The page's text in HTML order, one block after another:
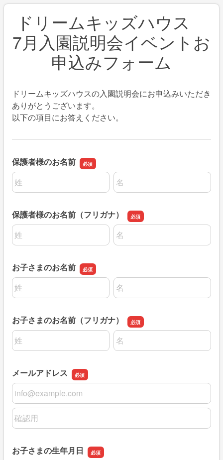
ドリームキッズハウス
7月入園説明会イベントお
申込みフォーム
ドリームキッズハウスの入園説明会にお申込みいただき
ありがとうございます。
以下の項目にお答えください。
保護者様のお名前
名前の姓
名前の名
保護者様のお名前（フリガナ）
名前の姓
名前の名
お子さまのお名前
名前の姓
名前の名
お子さまのお名前（フリガナ）
名前の姓
名前の名
メールアドレス
メールアドレス
メールアドレスの確認用
お子さまの生年月日